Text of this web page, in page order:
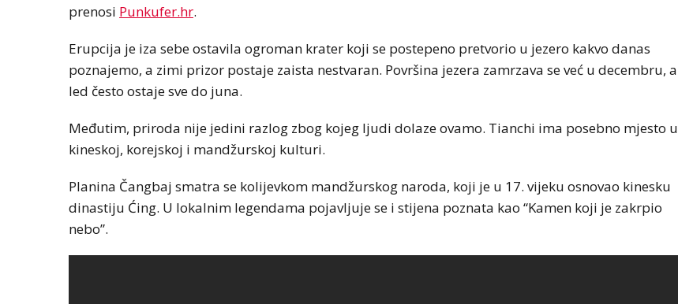
prenosi Punkufer.hr.
Erupcija je iza sebe ostavila ogroman krater koji se postepeno pretvorio u jezero kakvo danas
poznajemo, a zimi prizor postaje zaista nestvaran. Površina jezera zamrzava se već u decembru, a
led često ostaje sve do juna.
Međutim, priroda nije jedini razlog zbog kojeg ljudi dolaze ovamo. Tianchi ima posebno mjesto u
kineskoj, korejskoj i mandžurskoj kulturi.
Planina Čangbaj smatra se kolijevkom mandžurskog naroda, koji je u 17. vijeku osnovao kinesku
dinastiju Ćing. U lokalnim legendama pojavljuje se i stijena poznata kao “Kamen koji je zakrpio
nebo”.